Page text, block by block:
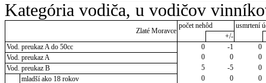
Kategória vodiča, u vodičov
Zlaté Moravce
počet nehôd
usmrtení
+/-
Vod. preukaz A do 50cc
0 -1
0
Vod. preukaz A
0 0
0
Vod. preukaz B
5 -5
0
mladší ako 18 rokov
0 0
0